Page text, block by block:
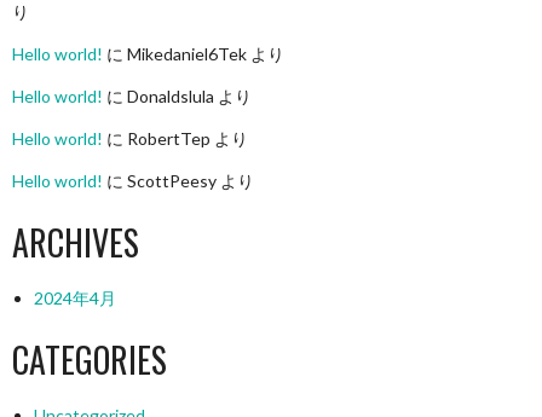
り
Hello world! に Mikedaniel6Tek より
Hello world! に Donaldslula より
Hello world! に RobertTep より
Hello world! に ScottPeesy より
ARCHIVES
2024年4月
CATEGORIES